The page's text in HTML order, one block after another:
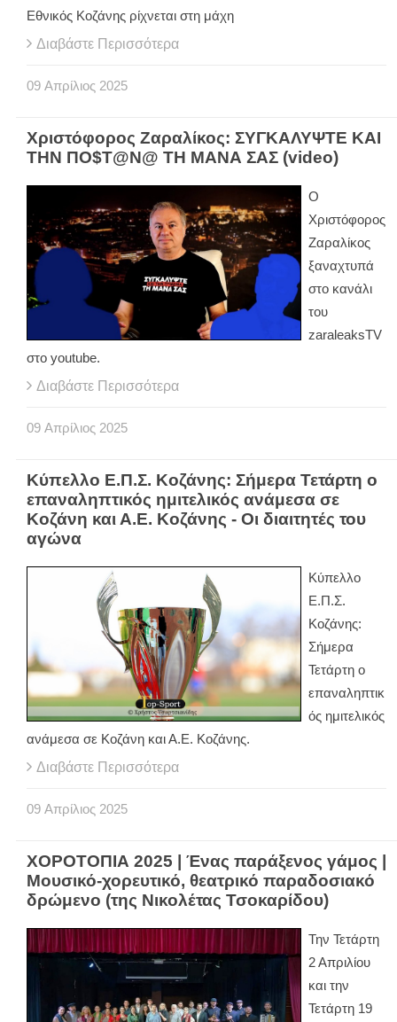
Εθνικός Κοζάνης ρίχνεται στη μάχη
Διαβάστε Περισσότερα
09 Απρίλιος 2025
Χριστόφορος Ζαραλίκος: ΣΥΓΚΑΛΥΨΤΕ ΚΑΙ
ΤΗΝ ΠΟ$Τ@Ν@ ΤΗ ΜΑΝΑ ΣΑΣ (video)
Ο
Χριστόφορος
Ζαραλίκος
ξαναχτυπά
στο κανάλι
του
zaraleaksTV
στο youtube.
Διαβάστε Περισσότερα
09 Απρίλιος 2025
Κύπελλο Ε.Π.Σ. Κοζάνης: Σήμερα Τετάρτη ο
επαναληπτικός ημιτελικός ανάμεσα σε
Κοζάνη και Α.Ε. Κοζάνης - Οι διαιτητές του
αγώνα
Κύπελλο
Ε.Π.Σ.
Κοζάνης:
Σήμερα
Τετάρτη ο
επαναληπτικ
ός ημιτελικός
ανάμεσα σε Κοζάνη και Α.Ε. Κοζάνης.
Διαβάστε Περισσότερα
09 Απρίλιος 2025
ΧΟΡΟΤΟΠΙΑ 2025 | Ένας παράξενος γάμος |
Μουσικό-χορευτικό, θεατρικό παραδοσιακό
δρώμενο (της Νικολέτας Τσοκαρίδου)
Την Τετάρτη
2 Απριλίου
και την
Τετάρτη 19